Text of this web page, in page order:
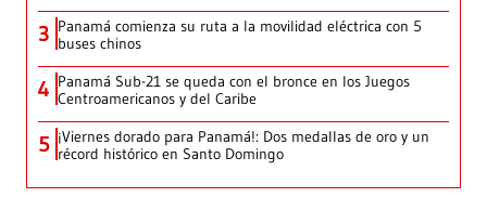
3 Panamá comienza su ruta a la movilidad eléctrica con 5
buses chinos
4 Panamá Sub-21 se queda con el bronce en los Juegos
Centroamericanos y del Caribe
5 ¡Viernes dorado para Panamá!: Dos medallas de oro y un
récord histórico en Santo Domingo